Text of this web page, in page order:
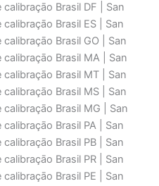
Brasil DF | San
Brasil ES | San
Brasil GO | San
Brasil MA | San
Brasil MT | San
Brasil MS | San
Brasil MG | San
Brasil PA | San
Brasil PB | San
Brasil PR | San
Brasil PE | San